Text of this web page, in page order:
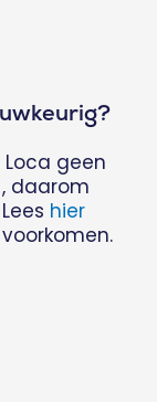
geen
daarom
hier